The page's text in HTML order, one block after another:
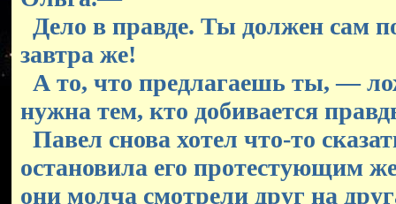
Дело в правде. Ты должен сам
завтра же!
А то, что предлагаешь ты, —
нужна тем, кто добивается
Павел снова хотел что-то
остановила его протестующим
они молча смотрели друг на